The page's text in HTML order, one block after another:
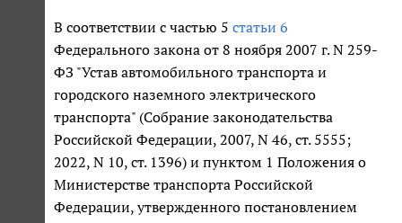
В соответствии с частью 5 статьи 6
Федерального закона от 8 ноября 2007 г. N 259-
ФЗ "Устав автомобильного транспорта и
городского наземного электрического
транспорта" (Собрание законодательства
Российской Федерации, 2007, N 46, ст. 5555;
2022, N 10, ст. 1396) и пунктом 1 Положения о
Министерстве транспорта Российской
Федерации, утвержденного постановлением